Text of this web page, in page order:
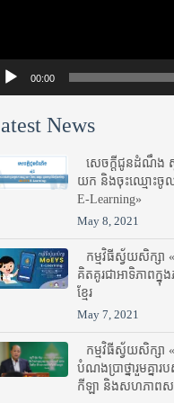
00:00
News
សេចក្តីជូនដំណឹង ស្
យក និង​ចុះ​ឈ្មោះ​ចូល​
E-Learning»
May 8, 2021
កម្មវិធីស្វ័យសិក្សា
គិតគូរជាអាទិភាពក្នុ
ខ្មែរ
May 7, 2021
កម្មវិធីស្វ័យសិក្សា
បំណងប្រាថ្នារួមគ្ន
កីឡា និងសហភាពស